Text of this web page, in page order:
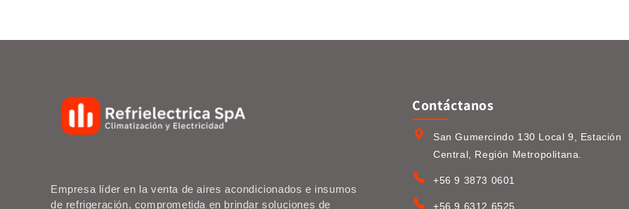
Empresa líder en la venta de aires acondicionados e insumos
de refrigeración, comprometida en brindar soluciones de
Contáctanos
San Gumercindo 130 Local 9, Estación
Central, Región Metropolitana.
+56 9 3873 0601
+56 9 6312 6525